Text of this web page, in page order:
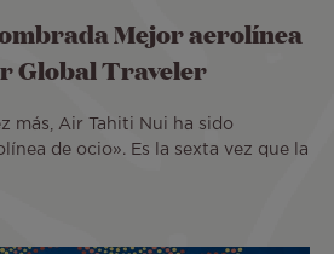
Mejor aerolínea
Global Traveler
más, Air Tahiti Nui ha sido
de ocio». Es la sexta vez que la